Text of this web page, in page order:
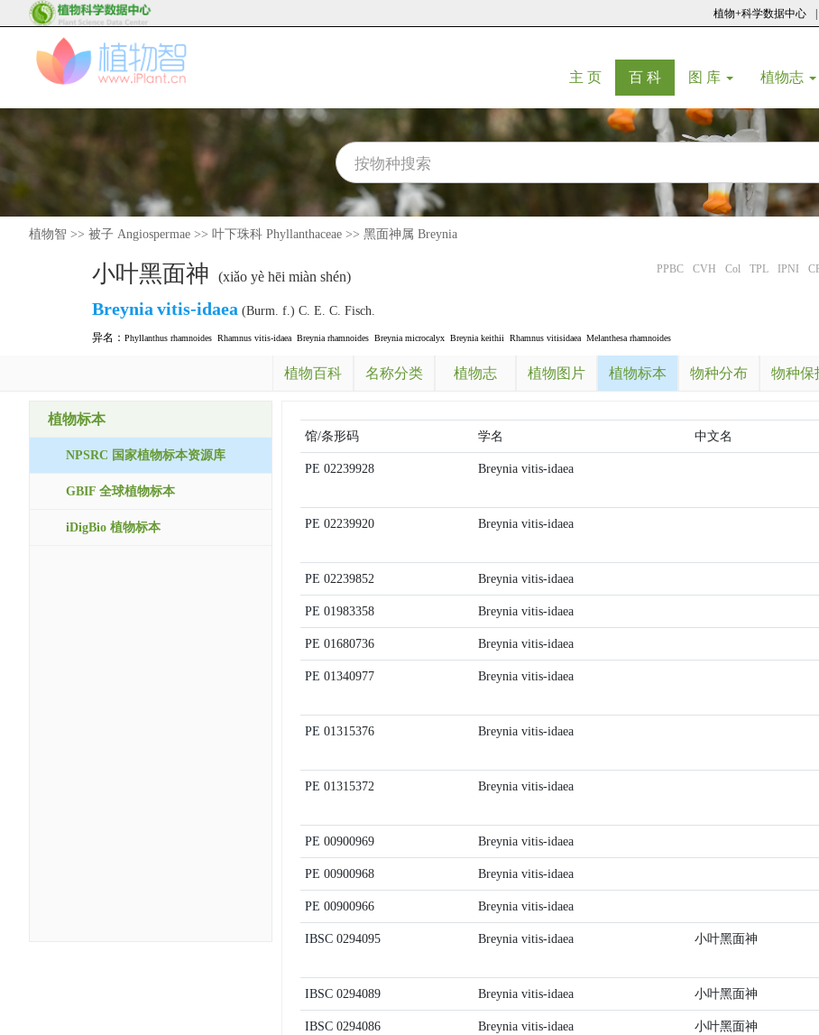
植物+科学数据中心
主 页(current)
百 科(current)
图 库 植物志
植物智 >> 被子 Angiospermae >> 叶下珠科 Phyllanthaceae >> 黑面神属 Breynia
小叶黑面神 (xiǎo yè hēi miàn shén) PPBC CVH Col TPL IPNI
Breynia vitis-idaea (Burm. f.) C. E. C. Fisch.
异名： Phyllanthus rhamnoides Rhamnus vitis-idaea Breynia rhamnoides Breynia microcalyx Breynia keithii Rhamnus vitisidaea Melanthesa rhamnoides
植物百科 名称分类 植物志 植物图片 植物标本 物种分布 物种保
植物标本
NPSRC 国家植物标本资源库
GBIF 全球植物标本
iDigBio 植物标本
馆/条形码 学名 中文名
PE 02239928 Breynia vitis-idaea
PE 02239920 Breynia vitis-idaea
PE 02239852 Breynia vitis-idaea
PE 01983358 Breynia vitis-idaea
PE 01680736 Breynia vitis-idaea
PE 01340977 Breynia vitis-idaea
PE 01315376 Breynia vitis-idaea
PE 01315372 Breynia vitis-idaea
PE 00900969 Breynia vitis-idaea
PE 00900968 Breynia vitis-idaea
PE 00900966 Breynia vitis-idaea
IBSC 0294095 Breynia vitis-idaea 小叶黑面神
IBSC 0294089 Breynia vitis-idaea 小叶黑面神
IBSC 0294086 Breynia vitis-idaea 小叶黑面神